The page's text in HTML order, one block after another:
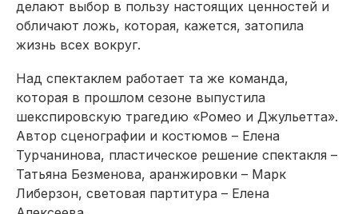
делают выбор в пользу настоящих ценностей и
обличают ложь, которая, кажется, затопила
жизнь всех вокруг.
Над спектаклем работает та же команда,
которая в прошлом сезоне выпустила
шекспировскую трагедию «Ромео и Джульетта».
Автор сценографии и костюмов – Елена
Турчанинова, пластическое решение спектакля –
Татьяна Безменова, аранжировки – Марк
Либерзон, световая партитура – Елена